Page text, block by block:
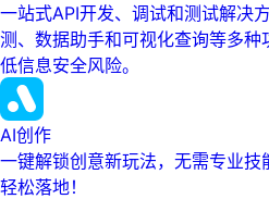
一站式API开发、调试和测试解决
测、数据助手和可视化查询等多
低信息安全风险。
AI创作
一键解锁创意新玩法，无需专业
轻松落地！